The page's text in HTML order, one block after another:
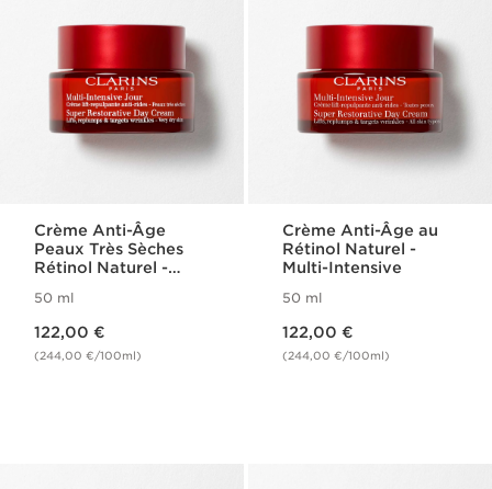
Crème Anti-Âge
Peaux Très Sèches
Rétinol Naturel -
50 ml
122,00 €
(244,00 €/100ml)
Crème Anti-Âge au
Rétinol Naturel -
Multi-Intensive
50 ml
122,00 €
(244,00 €/100ml)